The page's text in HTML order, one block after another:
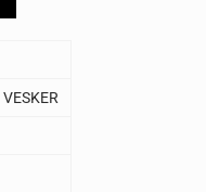
VESKER